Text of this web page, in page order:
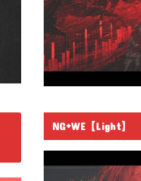
NG+WE【Light】